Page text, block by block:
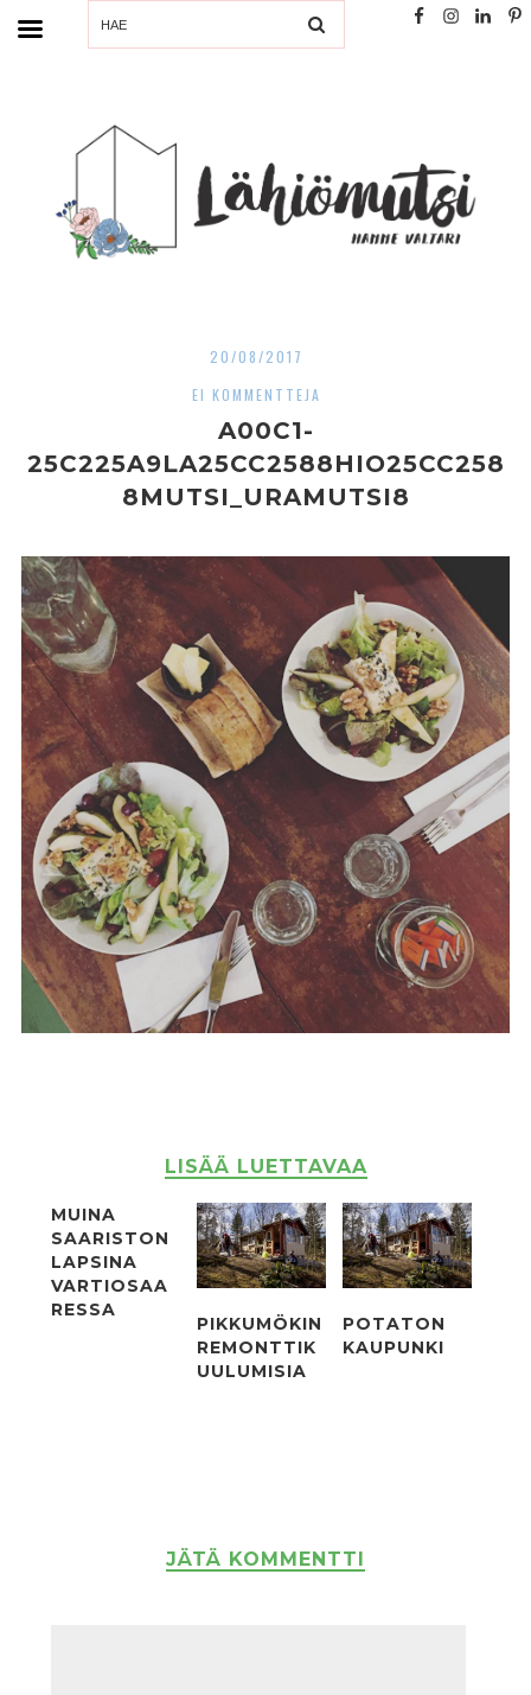
SEARCH
20/08/2017
EI KOMMENTTEJA
A00C1-
25C225A9LA25CC2588HIO25CC258
8MUTSI_URAMUTSI8
LISÄÄ LUETTAVAA
MUINA
SAARISTON
LAPSINA
VARTIOSAA
RESSA
PIKKUMÖKIN
REMONTTIK
UULUMISIA
POTATON
KAUPUNKI
JÄTÄ KOMMENTTI